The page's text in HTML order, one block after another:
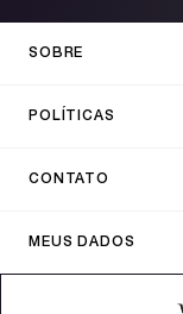
SOBRE
POLÍTICAS
CONTATO
MEUS DADOS